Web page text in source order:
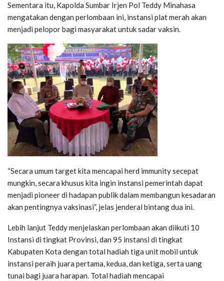
Sementara itu, Kapolda Sumbar Irjen Pol Teddy Minahasa
mengatakan dengan perlombaan ini, instansi plat merah akan
menjadi pelopor bagi masyarakat untuk sadar vaksin.
“Secara umum target kita mencapai herd immunity secepat
mungkin, secara khusus kita ingin instansi pemerintah dapat
menjadi pioneer di hadapan publik dalam membangun kesadaran
akan pentingnya vaksinasi”, jelas jenderal bintang dua ini.
Lebih lanjut Teddy menjelaskan perlombaan akan diikuti 10
Instansi di tingkat Provinsi, dan 95 instansi di tingkat
Kabupaten Kota dengan total hadiah tiga unit mobil untuk
instansi peraih juara pertama, kedua, dan ketiga, serta uang
tunai bagi juara harapan. Total hadiah mencapai